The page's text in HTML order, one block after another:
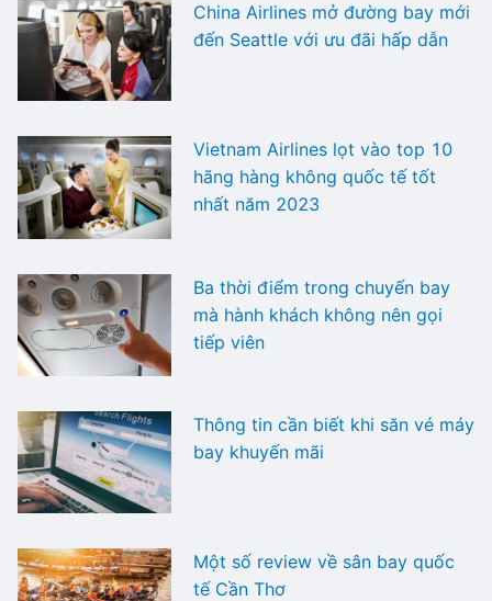
China Airlines mở đường bay mới
đến Seattle với ưu đãi hấp dẫn
Vietnam Airlines lọt vào top 10
hãng hàng không quốc tế tốt
nhất năm 2023
Ba thời điểm trong chuyến bay
mà hành khách không nên gọi
tiếp viên
Thông tin cần biết khi săn vé máy
bay khuyến mãi
Một số review về sân bay quốc
tế Cần Thơ